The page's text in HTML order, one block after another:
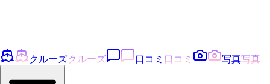
クルーズクルーズ 口コミ 口コミ 写真写真